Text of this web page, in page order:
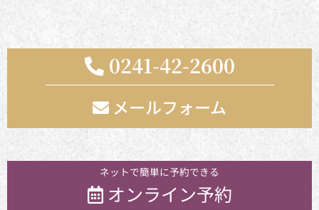
0241-42-2600
メールフォーム
お気軽にお問い合わせください
ネットで簡単に予約できる
オンライン予約